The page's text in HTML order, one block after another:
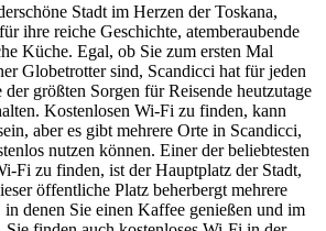
Stadt im Herzen der Toskana,
ihre reiche Geschichte, atemberaubende
Küche. Egal, ob Sie zum ersten Mal
Globetrotter sind, Scandicci hat für jeden
größten Sorgen für Reisende heutzutage
Kostenlosen Wi-Fi zu finden, kann
aber es gibt mehrere Orte in Scandicci,
nutzen können. Einer der beliebtesten
Fi zu finden, ist der Hauptplatz der Stadt,
öffentliche Platz beherbergt mehrere
in denen Sie einen Kaffee genießen und im